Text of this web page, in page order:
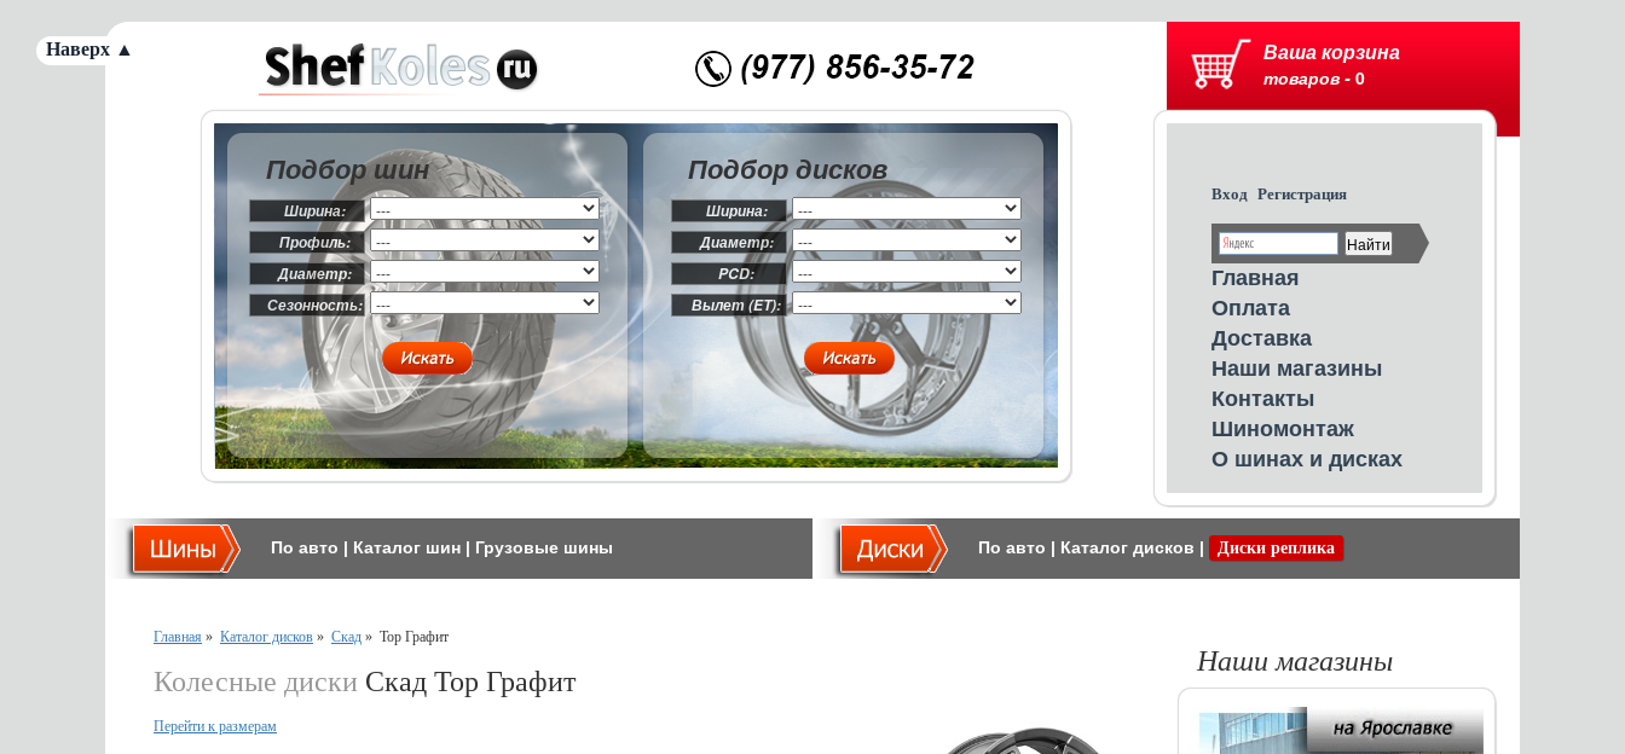
Ваша корзина
товаров - 0
Вход Регистрация
Главная
Оплата
Доставка
Наши магазины
Контакты
Шиномонтаж
О шинах и дисках
Подбор шин
Ширина:
Профиль:
Диаметр:
Сезонность:
Подбор дисков
Ширина:
Диаметр:
PCD:
Вылет (ET):
По авто | Каталог шин | Грузовые шины По авто | Каталог дисков | Диски реплика
Главная » Каталог дисков » Скад » Тор Графит
Колесные диски Скад Тор Графит
Перейти к размерам
Наши магазины
Наверх ▲